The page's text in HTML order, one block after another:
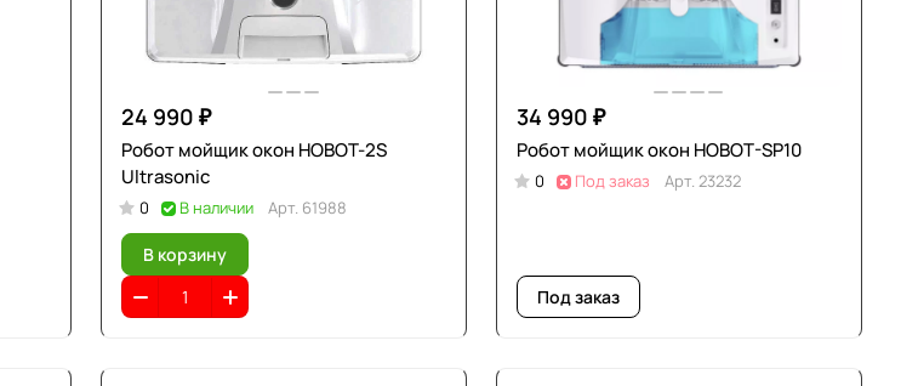
24 990 ₽
Робот мойщик окон HOBOT-2S
Ultrasonic
0 В наличии Арт. 61988
В корзину
34 990 ₽
Робот мойщик окон HOBOT-SP10
0 Под заказ Арт. 23232
Под заказ